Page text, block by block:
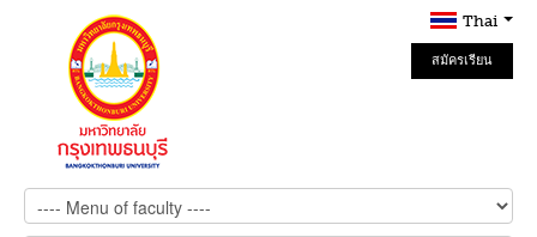
Thai
สมัครเรียน
Online